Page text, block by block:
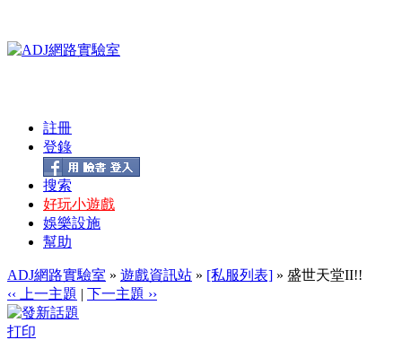
註冊
登錄
搜索
好玩小遊戲
娛樂設施
幫助
ADJ網路實驗室 » 遊戲資訊站 » [私服列表] » 盛世天堂II!!
‹‹ 上一主題 | 下一主題 ››
打印